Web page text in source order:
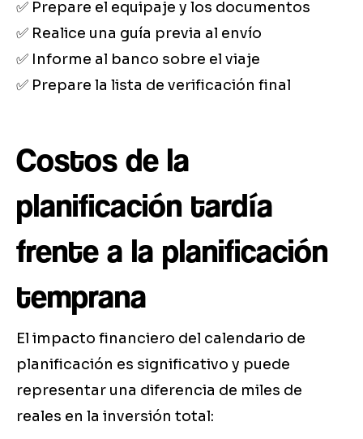
✅ Prepare el equipaje y los documentos
✅ Realice una guía previa al envío
✅ Informe al banco sobre el viaje
✅ Prepare la lista de verificación final
Costos de la
planificación tardía
frente a la planificación
temprana
El impacto financiero del calendario de
planificación es significativo y puede
representar una diferencia de miles de
reales en la inversión total: